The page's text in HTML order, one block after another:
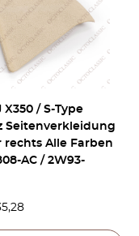
X350 / S-Type
Seitenverkleidung
rechts Alle Farben
AC / 2W93-